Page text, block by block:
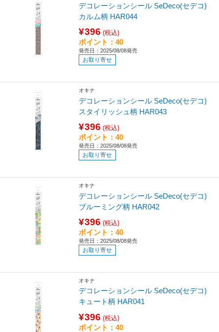
デコレーションシール SeDeco(セデコ)
カルム柄 HAR044
¥396 (税込)
ポイント：40
発売日：2025/08/08発売
お取り寄せ
オキナ
デコレーションシール SeDeco(セデコ)
スタイリッシュ柄 HAR043
¥396 (税込)
ポイント：40
発売日：2025/08/08発売
お取り寄せ
オキナ
デコレーションシール SeDeco(セデコ)
ブルーミング柄 HAR042
¥396 (税込)
ポイント：40
発売日：2025/08/08発売
お取り寄せ
オキナ
デコレーションシール SeDeco(セデコ)
キュート柄 HAR041
¥396 (税込)
ポイント：40